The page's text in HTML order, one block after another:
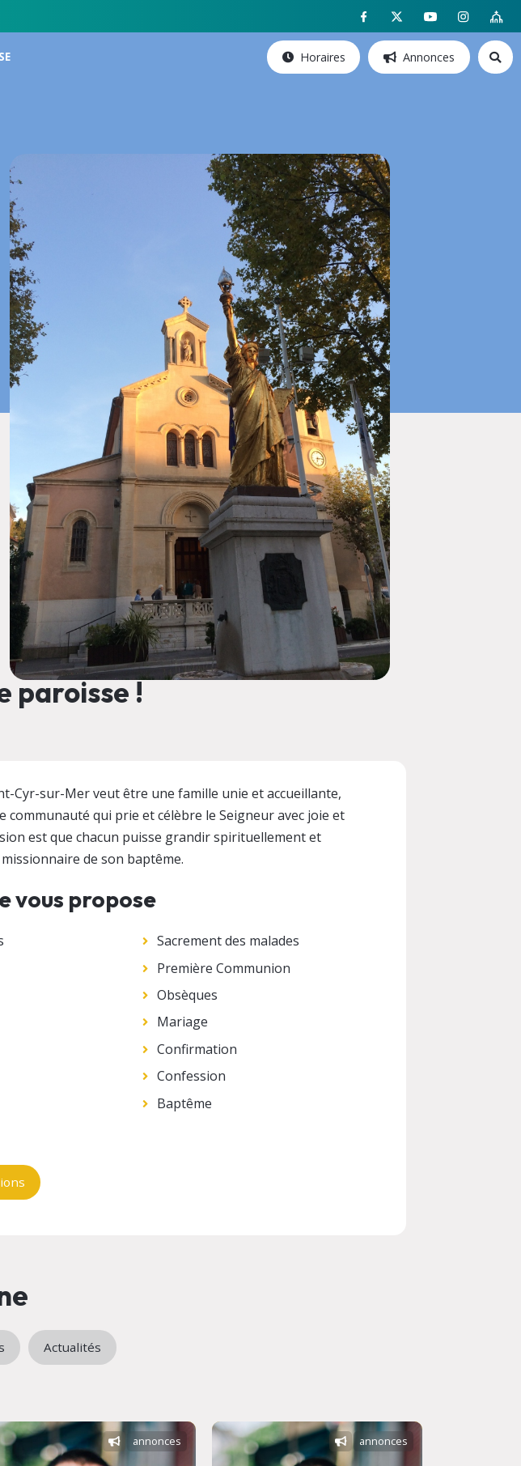
Horaires Annonces
Denier de l'Eglise Détails
paroisse !
Cyr-sur-Mer veut être une famille unie et accueillante,
communauté qui prie et célèbre le Seigneur avec joie et
est que chacun puisse grandir spirituellement et
de son baptême.
vous propose
Sacrement des malades
Première Communion
Obsèques
Mariage
Confirmation
Confession
Baptême
Actualités
annonces annonces